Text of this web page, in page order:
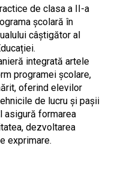
de clasa a II-a
școlară în
câștigător al
integrată artele
programei școlare,
oferind elevilor
de lucru și pașii
asigură formarea
dezvoltarea
exprimare.